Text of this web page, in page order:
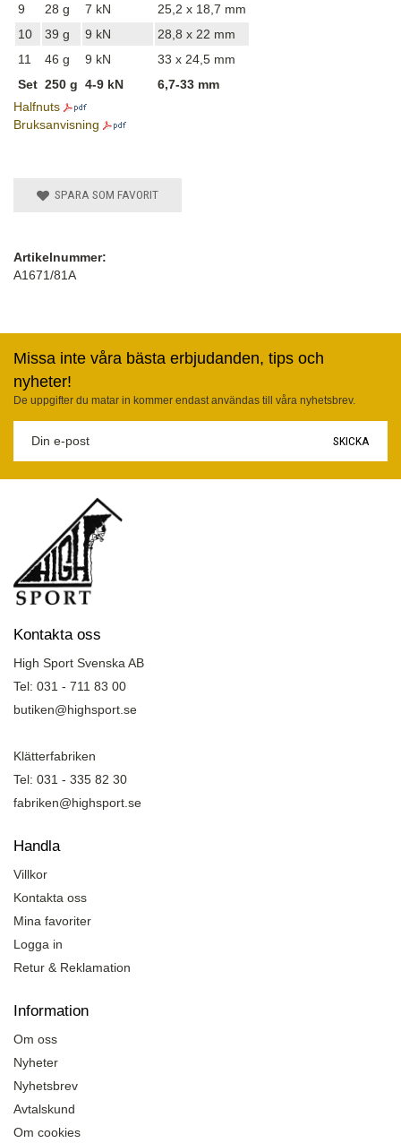
9
28 g 7 kN
25,2 x 18,7 mm
10
39 g 9 kN
28,8 x 22 mm
11
46 g 9 kN
33 x 24,5 mm
Set 250 g 4-9 kN
6,7-33 mm
Halfnuts
Bruksanvisning
SPARA SOM FAVORIT
Artikelnummer:
A1671/81A
Missa inte våra bästa erbjudanden, tips och
nyheter!
De uppgifter du matar in kommer endast användas till våra nyhetsbrev.
SKICKA
Kontakta oss
High Sport Svenska AB
Tel: 031 - 711 83 00
butiken@highsport.se
Klätterfabriken
Tel: 031 - 335 82 30
fabriken@highsport.se
Handla
Villkor
Kontakta oss
Mina favoriter
Logga in
Retur & Reklamation
Information
Om oss
Nyheter
Nyhetsbrev
Avtalskund
Om cookies